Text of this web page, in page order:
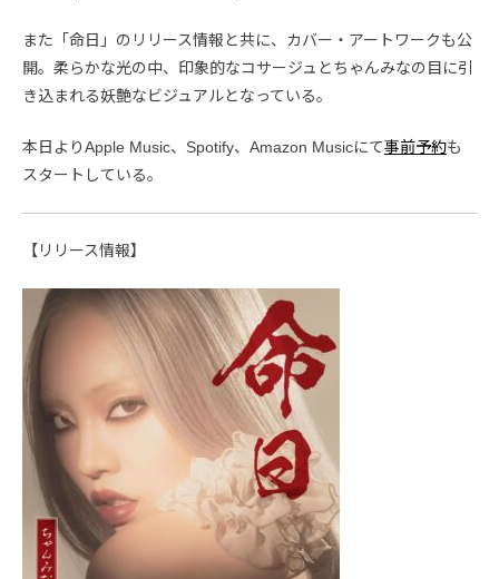
また「命日」のリリース情報と共に、カバー・アートワークも公
開。柔らかな光の中、印象的なコサージュとちゃんみなの目に引
き込まれる妖艶なビジュアルとなっている。
本日よりApple Music、Spotify、Amazon Musicにて事前予約も
スタートしている。
【リリース情報】